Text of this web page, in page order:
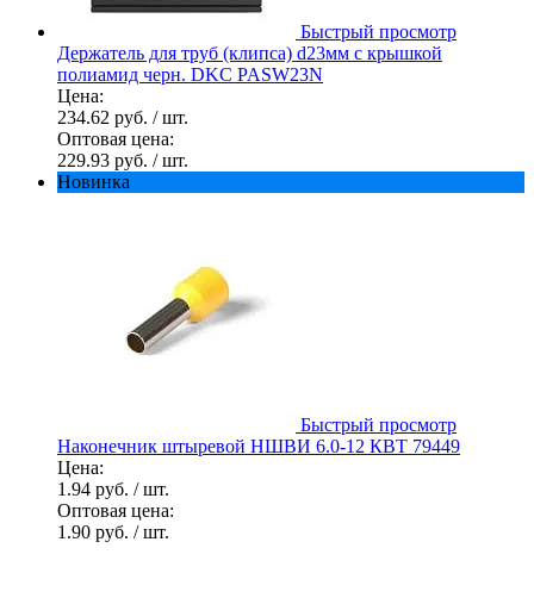
Быстрый просмотр
Держатель для труб (клипса) d23мм с крышкой
полиамид черн. DKC PASW23N
Цена:
234.62 руб. / шт.
Оптовая цена:
229.93 руб. / шт.
Новинка
Быстрый просмотр
Наконечник штыревой НШВИ 6.0-12 КВТ 79449
Цена:
1.94 руб. / шт.
Оптовая цена:
1.90 руб. / шт.